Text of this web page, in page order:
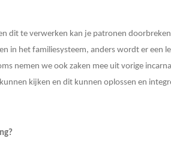
dit te verwerken kan je patronen
in het familiesysteem, anders wordt er een
nemen we ook zaken mee uit vorige
kijken en dit kunnen oplossen en